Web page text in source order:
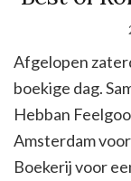
Afgelopen
boekige dag.
Hebban
Amsterdam
Boekerij voor